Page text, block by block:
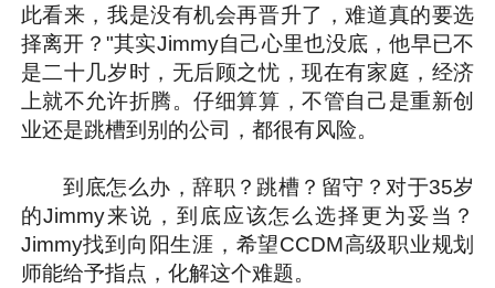
此看来，我是没有机会再晋升了，难道真的要选
择离开？"其实Jimmy自己心里也没底，他早已不
是二十几岁时，无后顾之忧，现在有家庭，经济
上就不允许折腾。仔细算算，不管自己是重新创
业还是跳槽到别的公司，都很有风险。
到底怎么办，辞职？跳槽？留守？对于35岁
的Jimmy来说，到底应该怎么选择更为妥当？
Jimmy找到向阳生涯，希望CCDM高级职业规划
师能给予指点，化解这个难题。